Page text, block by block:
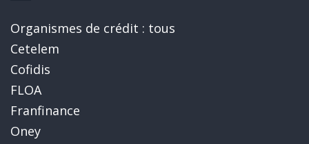
Organismes de crédit : tous
Cetelem
Cofidis
FLOA
Franfinance
Oney